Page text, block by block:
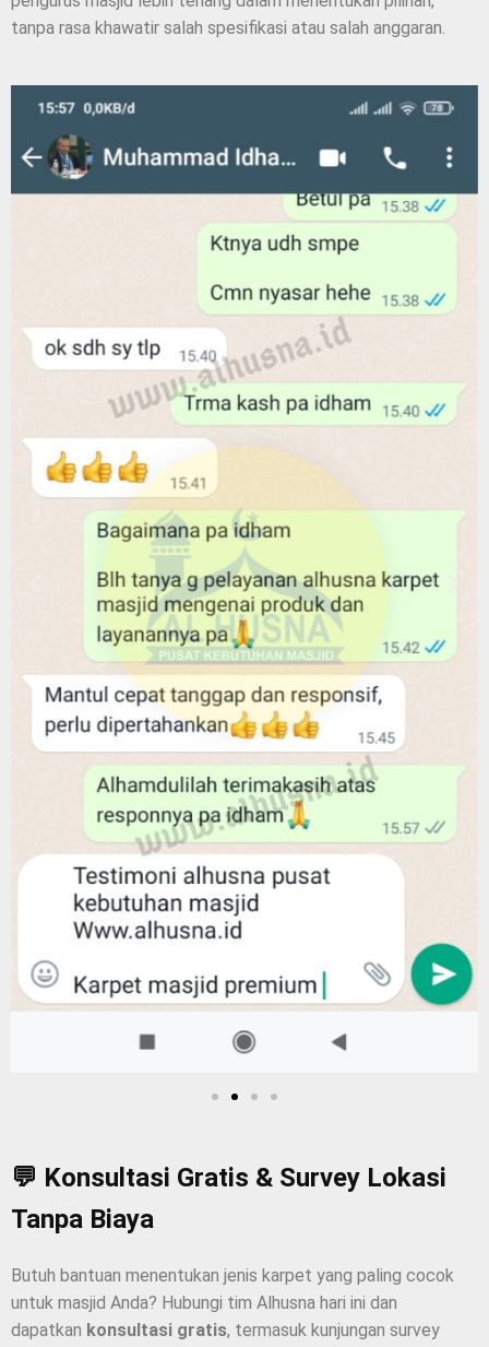
tanpa rasa khawatir salah spesifikasi atau salah anggaran.
💬 Konsultasi Gratis & Survey Lokasi
Tanpa Biaya
Butuh bantuan menentukan jenis karpet yang paling cocok
untuk masjid Anda? Hubungi tim Alhusna hari ini dan
dapatkan konsultasi gratis, termasuk kunjungan survey